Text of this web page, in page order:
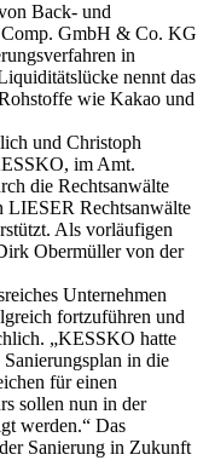
Back- und
Comp. GmbH & Co. KG
in
nennt das
wie Kakao und
und Christoph
im Amt.
die Rechtsanwälte
LIESER Rechtsanwälte
Als vorläufigen
Obermüller von der
Unternehmen
fortzuführen und
„KESSKO hatte
Sanierungsplan in die
für einen
sollen nun in der
werden.“ Das
Sanierung in Zukunft